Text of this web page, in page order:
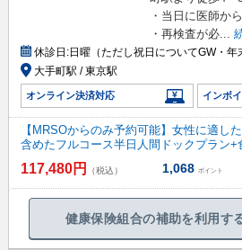
・当日に医師か
・再検査が必...
休診日:日曜（ただし祝日についてGW・年
大手町駅 / 東京駅
オンライン決済対応 インボ
【MRSOからのみ予約可能】女性に適し
含めたフルコース半日人間ドックプラン+
117,480円 （税込） 1,068 ポイント
健康保険組合の補助を利用す